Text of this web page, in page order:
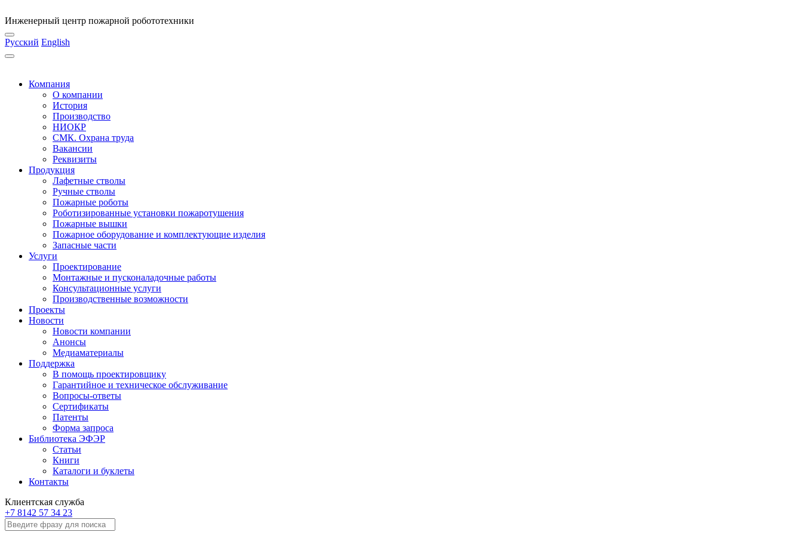
Инженерный центр пожарной робототехники
Русский English
Компания
О компании
История
Производство
НИОКР
СМК. Охрана труда
Вакансии
Реквизиты
Продукция
Лафетные стволы
Ручные стволы
Пожарные роботы
Роботизированные установки пожаротушения
Пожарные вышки
Пожарное оборудование и комплектующие изделия
Запасные части
Услуги
Проектирование
Монтажные и пусконаладочные работы
Консультационные услуги
Производственные возможности
Проекты
Новости
Новости компании
Анонсы
Медиаматериалы
Поддержка
В помощь проектировщику
Гарантийное и техническое обслуживание
Вопросы-ответы
Сертификаты
Патенты
Форма запроса
Библиотека ЭФЭР
Статьи
Книги
Каталоги и буклеты
Контакты
Клиентская служба
+7 8142 57 34 23